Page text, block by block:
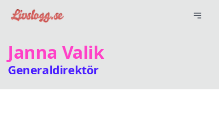
Janna Valik
Generaldirektör